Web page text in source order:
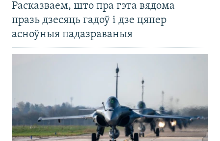
Расказваем, што пра гэта вядома
празь дзесяць гадоў і дзе цяпер
асноўныя падазраваныя